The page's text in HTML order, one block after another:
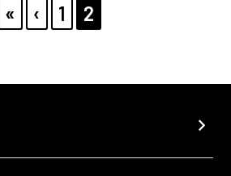
ELSŐ
OLDAL
«
ELŐZŐ
OLDAL
‹ PAGE
1 PAGE
2
chevron_right